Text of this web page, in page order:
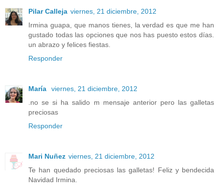
Pilar Calleja viernes, 21 diciembre, 2012
Irmina guapa, que manos tienes, la verdad es que me han
gustado todas las opciones que nos has puesto estos días.
un abrazo y felices fiestas.
Responder
María
viernes, 21 diciembre, 2012
.no se si ha salido m mensaje anterior pero las galletas
preciosas
Responder
Mari Nuñez viernes, 21 diciembre, 2012
Te han quedado preciosas las galletas! Feliz y bendecida
Navidad Irmina.